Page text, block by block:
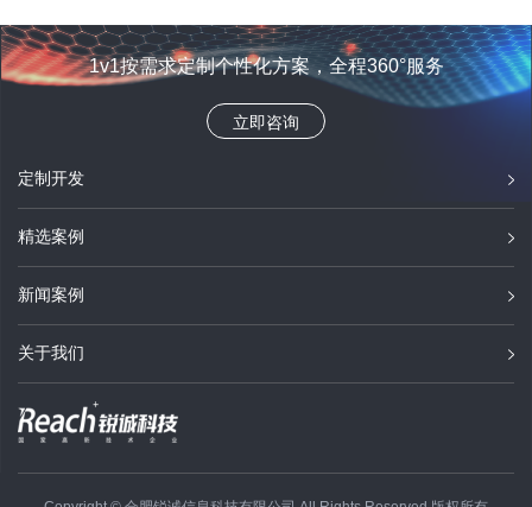
1v1按需求定制个性化方案，全程360°服务
立即咨询
定制开发
精选案例
新闻案例
关于我们